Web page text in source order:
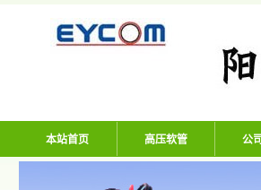
阳谷亿通塑胶有
本站首页 高压软管 公